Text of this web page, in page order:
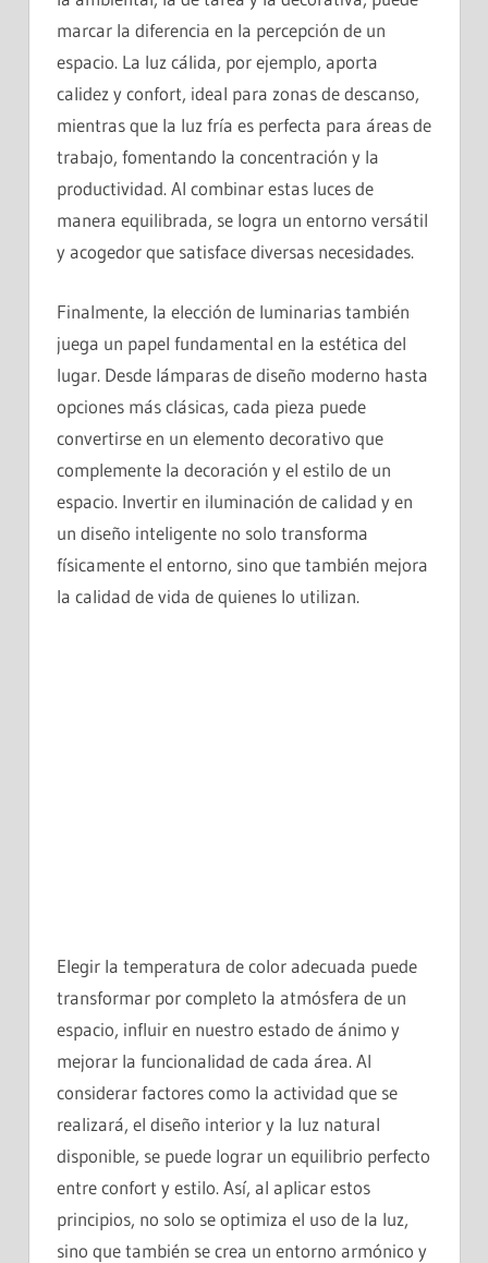
marcar la diferencia en la percepción de un
espacio. La luz cálida, por ejemplo, aporta
calidez y confort, ideal para zonas de descanso,
mientras que la luz fría es perfecta para áreas de
trabajo, fomentando la concentración y la
productividad. Al combinar estas luces de
manera equilibrada, se logra un entorno versátil
y acogedor que satisface diversas necesidades.
Finalmente, la elección de luminarias también
juega un papel fundamental en la estética del
lugar. Desde lámparas de diseño moderno hasta
opciones más clásicas, cada pieza puede
convertirse en un elemento decorativo que
complemente la decoración y el estilo de un
espacio. Invertir en iluminación de calidad y en
un diseño inteligente no solo transforma
físicamente el entorno, sino que también mejora
la calidad de vida de quienes lo utilizan.
Elegir la temperatura de color adecuada puede
transformar por completo la atmósfera de un
espacio, influir en nuestro estado de ánimo y
mejorar la funcionalidad de cada área. Al
considerar factores como la actividad que se
realizará, el diseño interior y la luz natural
disponible, se puede lograr un equilibrio perfecto
entre confort y estilo. Así, al aplicar estos
principios, no solo se optimiza el uso de la luz,
sino que también se crea un entorno armónico y